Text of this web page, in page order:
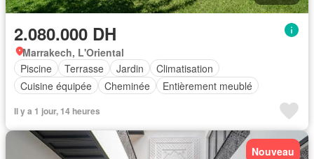
2.080.000 DH
Marrakech, L'Oriental
Piscine
Terrasse Jardin
Climatisation
Cuisine équipée
Cheminée Entièrement meublé
Il y a 1 jour, 14 heures
Nouveau